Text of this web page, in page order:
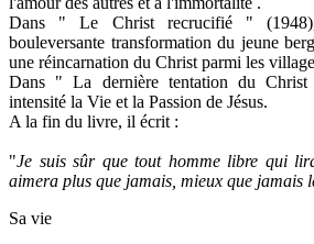
Dans " Le Christ recrucifié "
bouleversante transformation du jeune
une réincarnation du Christ parmi les
Dans " La dernière tentation du
intensité la Vie et la Passion de Jésus.
A la fin du livre, il écrit :
"Je suis sûr que tout homme libre qui
aimera plus que jamais, mieux que jamais
Sa vie